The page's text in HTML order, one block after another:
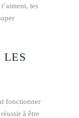
tes
LES
fonctionner
à être